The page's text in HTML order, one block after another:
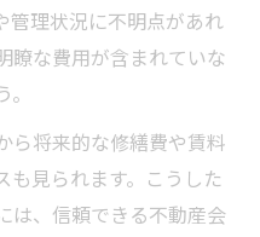
造への警戒点を解説
ておきたい不動産用
ための着眼点
ける具体的サインと
管理状況に不明点があれ
瞭な費用が含まれていな
ら将来的な修繕費や賃料
も見られます。こうした
は、信頼できる不動産会